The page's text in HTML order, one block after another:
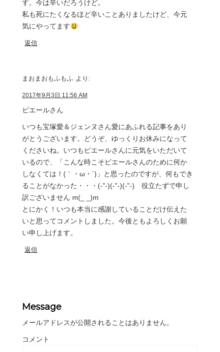
す。今は辛いだろうけど。
私も死にたくなるほど辛いことありましたけど、今元
気にやってます
返信
まおまおもふもふ より:
2017年9月3日 11:56 AM
ピエールさん
いつも宝塚愛＆ジェンヌさん愛にあふれる記事をあり
がとうございます。どうぞ、ゆっくりお休みになって
くださいね。いつもピエールさんに元気をいただいて
いるので、「こんな時こそピエールさんのために何か
しなくては！(｀・ω・´)」と思ったのですが、何もでき
ることがなかった・・・(-"-)(-"-)(-"-) 役立たずで申し
訳ございません m(_ _)m
とにかく！いつも本当に感謝していることだけ伝えた
いと思ってコメントしました。今後ともよろしくお願
い申し上げます。
返信
Message
メールアドレスが公開されることはありません。
コメント